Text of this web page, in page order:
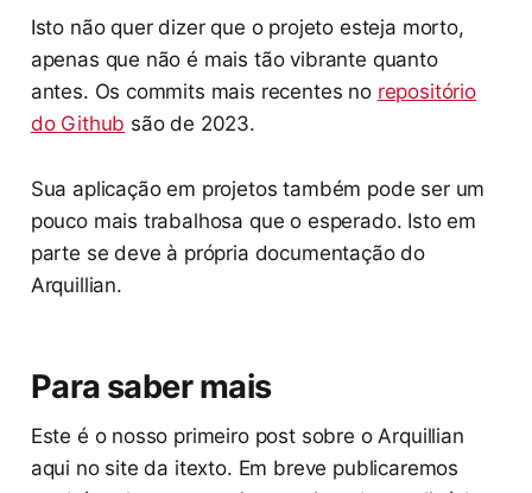
Isto não quer dizer que o projeto esteja morto,
apenas que não é mais tão vibrante quanto
antes. Os commits mais recentes no repositório
do Github são de 2023.
Sua aplicação em projetos também pode ser um
pouco mais trabalhosa que o esperado. Isto em
parte se deve à própria documentação do
Arquillian.
Para saber mais
Este é o nosso primeiro post sobre o Arquillian
aqui no site da itexto. Em breve publicaremos